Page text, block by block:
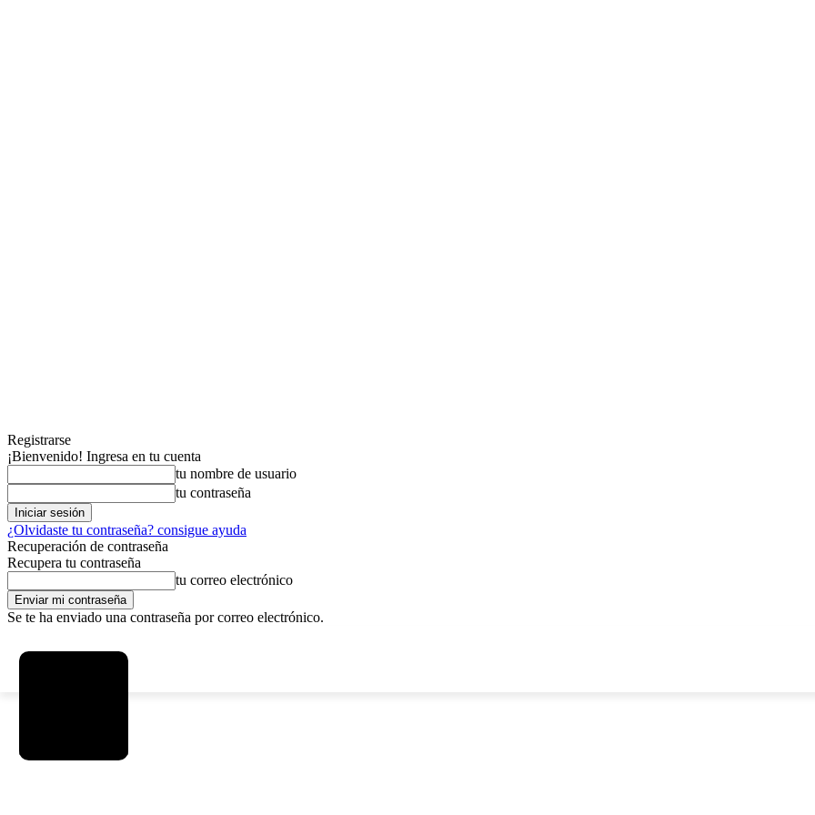
Registrarse
¡Bienvenido! Ingresa en tu cuenta
tu nombre de usuario
tu contraseña
¿Olvidaste tu contraseña? consigue ayuda
Recuperación de contraseña
Recupera tu contraseña
tu correo electrónico
Se te ha enviado una contraseña por correo electrónico.